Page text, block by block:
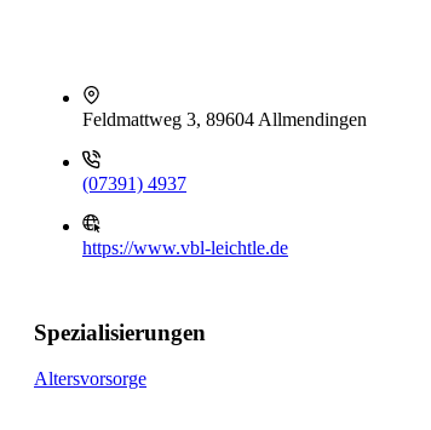
Feldmattweg 3, 89604 Allmendingen
(07391) 4937
https://www.vbl-leichtle.de
Spezialisierungen
Altersvorsorge